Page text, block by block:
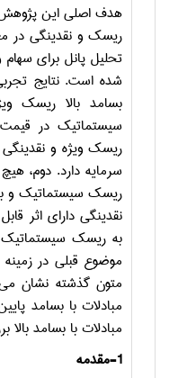
هدف اصلی این پژوهش
ریسک و نقدینگی در
تحلیل پانل برای
شده است. نتایج
بسامد بالا ریسک
سیستماتیک در قیمت
ریسک ویژه و نقدینگی
سرمایه دارد. دوم،
ریسک سیستماتیک و
نقدینگی دارای اثر
به ریسک سیستماتیک
موضوع قبلی در
متون گذشته نشان
مبادلات با بسامد
مبادلات با بسامد
1-مقدمه